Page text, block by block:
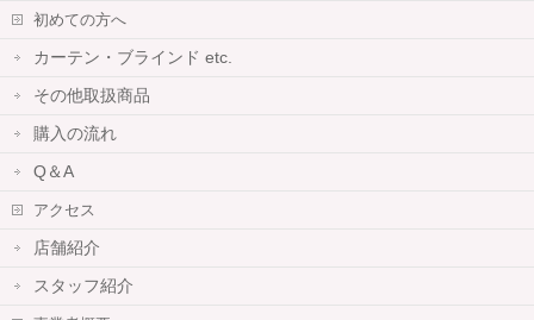
初めての方へ
カーテン・ブラインド etc.
その他取扱商品
購入の流れ
Q＆A
アクセス
店舗紹介
スタッフ紹介